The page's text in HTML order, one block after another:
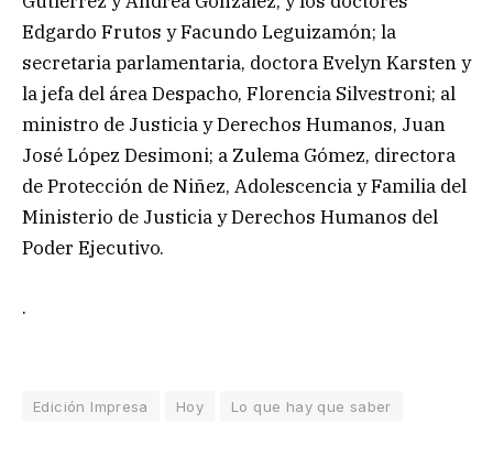
Edgardo Frutos y Facundo Leguizamón; la
secretaria parlamentaria, doctora Evelyn Karsten y
la jefa del área Despacho, Florencia Silvestroni; al
ministro de Justicia y Derechos Humanos, Juan
José López Desimoni; a Zulema Gómez, directora
de Protección de Niñez, Adolescencia y Familia del
Ministerio de Justicia y Derechos Humanos del
Poder Ejecutivo.
.
Edición Impresa Hoy Lo que hay que saber